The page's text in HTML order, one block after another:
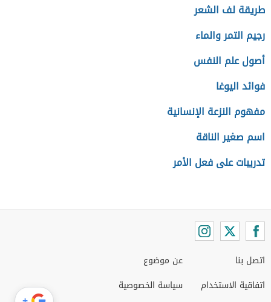
طريقة لف الشعر
رجيم التمر والماء
أصول علم النفس
فوائد اليوغا
مفهوم النزعة الإنسانية
اسم صغير الناقة
تدريبات على فعل الأمر
اتصل بنا
اتفاقية الاستخدام
عن موضوع
سياسة الخصوصية